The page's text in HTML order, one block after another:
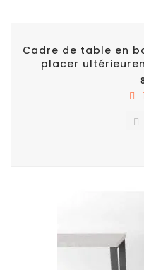
Cadre de table en
placer